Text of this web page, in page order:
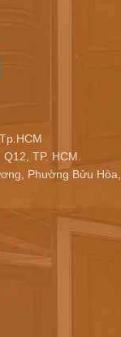
TP. HCM.
Phường Bửu Hòa,